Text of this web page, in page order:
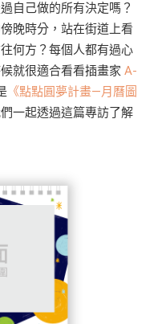
自己做的所有決定嗎？
晚時分，站在街道上看
何方？每個人都有過心
就很適合看看插畫家 A-
《點點圓夢計畫—月曆圖
一起透過這篇專訪了解